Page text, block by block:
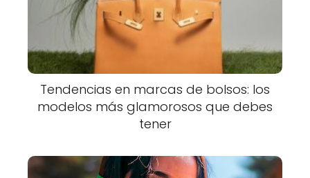
Tendencias en marcas de bolsos: los
modelos más glamorosos que debes
tener